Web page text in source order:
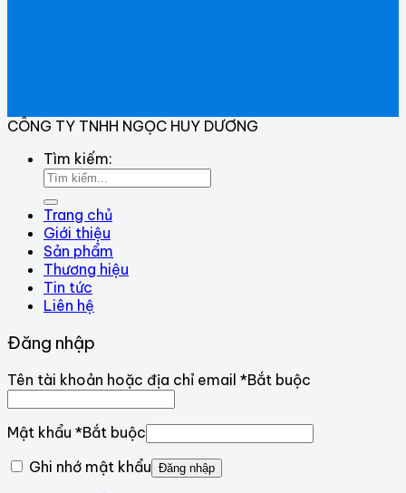
CÔNG TY TNHH NGỌC HUY DƯƠNG
Tìm kiếm:
Trang chủ
Giới thiệu
Sản phẩm
Thương hiệu
Tin tức
Liên hệ
Đăng nhập
Tên tài khoản hoặc địa chỉ email *Bắt buộc
Mật khẩu *Bắt buộc
Ghi nhớ mật khẩu Đăng nhập